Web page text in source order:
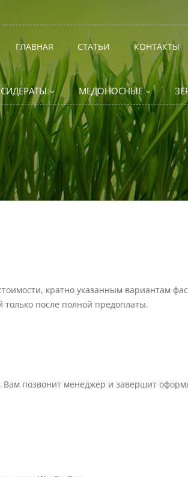
ГЛАВНАЯ СТАТЬИ КОНТАКТЫ
СИДЕРАТЫ МЕДОНОСНЫЕ
кратно указанным вариантам
после полной предоплаты.
позвонит менеджер и завершит